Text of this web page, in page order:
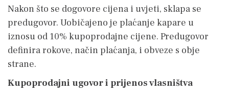
Nakon što se dogovore cijena i uvjeti, sklapa se
predugovor. Uobičajeno je plaćanje kapare u
iznosu od 10% kupoprodajne cijene. Predugovor
definira rokove, način plaćanja, i obveze s obje
strane.
Kupoprodajni ugovor i prijenos vlasništva